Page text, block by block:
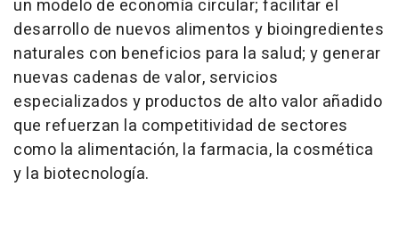
un modelo de economía circular; facilitar el
desarrollo de nuevos alimentos y bioingredientes
naturales con beneficios para la salud; y generar
nuevas cadenas de valor, servicios
especializados y productos de alto valor añadido
que refuerzan la competitividad de sectores
como la alimentación, la farmacia, la cosmética
y la biotecnología.